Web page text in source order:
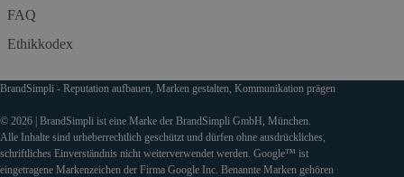
FAQ
Ethikkodex
BrandSimpli - Reputation aufbauen, Marken gestalten, Kommunikation prägen
© 2026 | BrandSimpli ist eine Marke der BrandSimpli GmbH, München.
Alle Inhalte sind urheberrechtlich geschützt und dürfen ohne ausdrückliches,
schriftliches Einverständnis nicht weiterverwendet werden. Google™ ist
eingetragene Markenzeichen der Firma Google Inc. Benannte Marken gehören